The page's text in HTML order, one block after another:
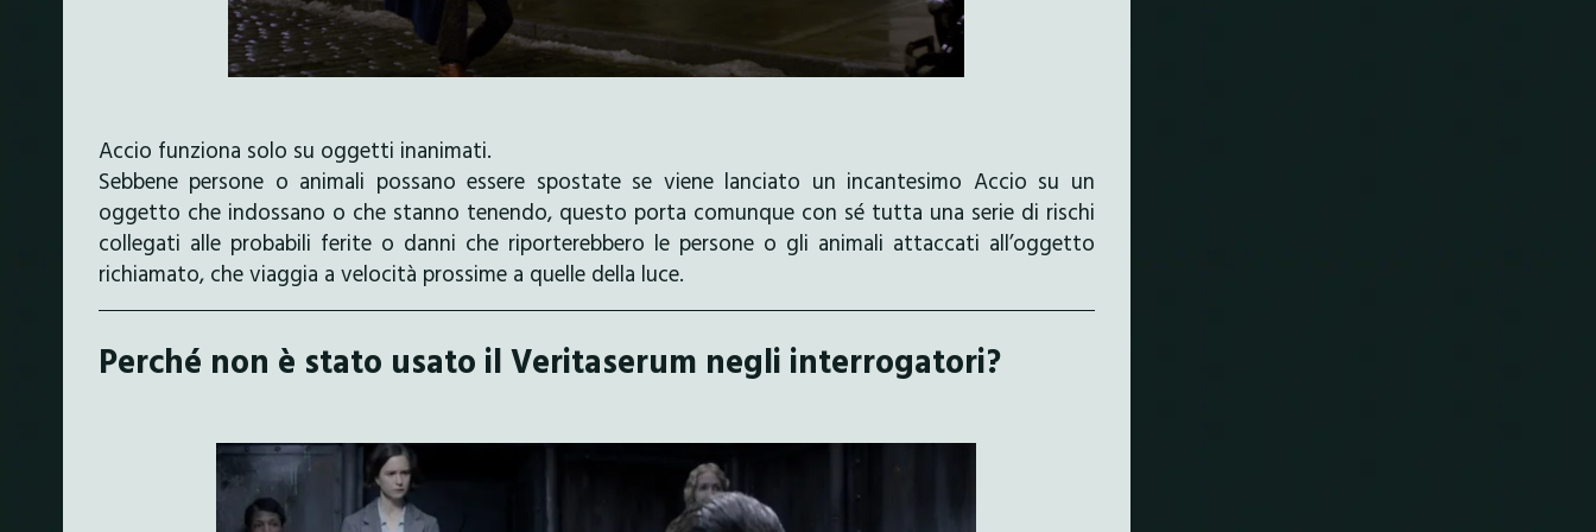
Accio funziona solo su oggetti inanimati.
Sebbene persone o animali possano essere spostate se viene lanciato un incantesimo Accio su un
oggetto che indossano o che stanno tenendo, questo porta comunque con sé tutta una serie di rischi
collegati alle probabili ferite o danni che riporterebbero le persone o gli animali attaccati all’oggetto
richiamato, che viaggia a velocità prossime a quelle della luce.
Perché non è stato usato il Veritaserum negli interrogatori?